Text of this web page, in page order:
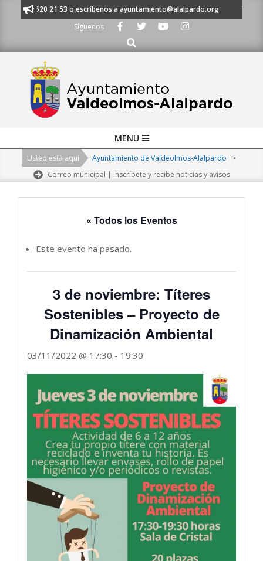
al 91 620 21 53 o escríbenos a ayuntamiento@alalpardo.org
TE
Síguenos
Buscar
Navigation
MENU
Usted está aquí Ayuntamiento de Valdeolmos-Alalpardo
>
Correo municipal | Inscríbete y recibe noticias y avisos
« Todos los Eventos
Este evento ha pasado.
3 de noviembre: Títeres
Sostenibles – Proyecto de
Dinamización Ambiental
03/11/2022 @ 17:30 - 19:30